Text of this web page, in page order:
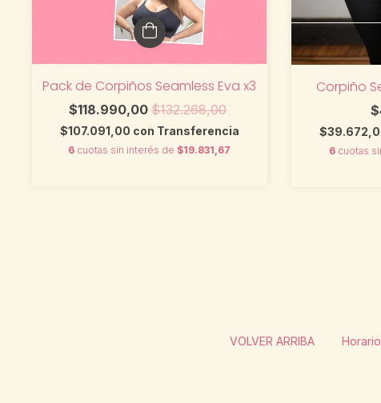
Pack de Corpiños Seamless Eva x3
$118.990,00 $132.268,00
$107.091,00 con Transferencia
6 cuotas sin interés de $19.831,67
Corpiño
6 cuotas
VOLVER ARRIBA